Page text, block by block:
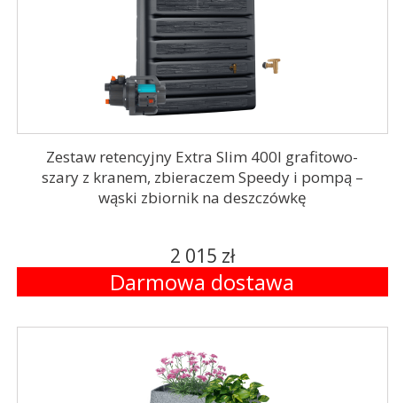
Zestaw retencyjny Extra Slim 400l grafitowo-
szary z kranem, zbieraczem Speedy i pompą –
wąski zbiornik na deszczówkę
2 015 zł
Darmowa dostawa